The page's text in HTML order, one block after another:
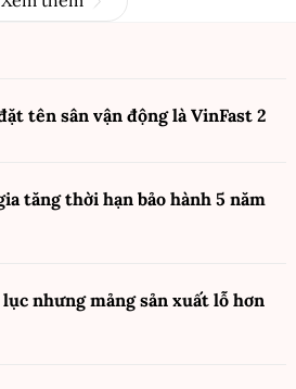
tên sân vận động là VinFast 2
tăng thời hạn bảo hành 5 năm
nhưng mảng sản xuất lỗ hơn